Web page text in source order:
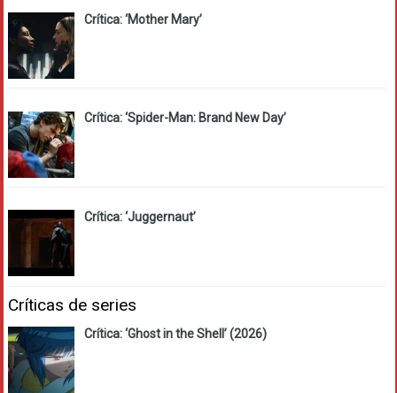
Crítica: ‘Mother Mary’
Crítica: ‘Spider-Man: Brand New Day’
Crítica: ‘Juggernaut’
Críticas de series
Crítica: ‘Ghost in the Shell’ (2026)